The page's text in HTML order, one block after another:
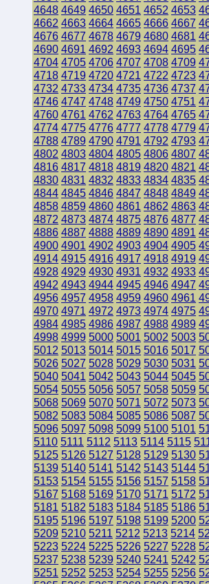
4648 4649 4650 4651 4652 4653
4662 4663 4664 4665 4666 4667
4676 4677 4678 4679 4680 4681
4690 4691 4692 4693 4694 4695
4704 4705 4706 4707 4708 4709
4718 4719 4720 4721 4722 4723
4732 4733 4734 4735 4736 4737
4746 4747 4748 4749 4750 4751
4760 4761 4762 4763 4764 4765
4774 4775 4776 4777 4778 4779
4788 4789 4790 4791 4792 4793
4802 4803 4804 4805 4806 4807
4816 4817 4818 4819 4820 4821
4830 4831 4832 4833 4834 4835
4844 4845 4846 4847 4848 4849
4858 4859 4860 4861 4862 4863
4872 4873 4874 4875 4876 4877
4886 4887 4888 4889 4890 4891
4900 4901 4902 4903 4904 4905
4914 4915 4916 4917 4918 4919
4928 4929 4930 4931 4932 4933
4942 4943 4944 4945 4946 4947
4956 4957 4958 4959 4960 4961
4970 4971 4972 4973 4974 4975
4984 4985 4986 4987 4988 4989
4998 4999 5000 5001 5002 5003
5012 5013 5014 5015 5016 5017
5026 5027 5028 5029 5030 5031
5040 5041 5042 5043 5044 5045
5054 5055 5056 5057 5058 5059
5068 5069 5070 5071 5072 5073
5082 5083 5084 5085 5086 5087
5096 5097 5098 5099 5100 5101
5110 5111 5112 5113 5114 5115
5125 5126 5127 5128 5129 5130
5139 5140 5141 5142 5143 5144
5153 5154 5155 5156 5157 5158
5167 5168 5169 5170 5171 5172
5181 5182 5183 5184 5185 5186
5195 5196 5197 5198 5199 5200
5209 5210 5211 5212 5213 5214
5223 5224 5225 5226 5227 5228
5237 5238 5239 5240 5241 5242
5251 5252 5253 5254 5255 5256